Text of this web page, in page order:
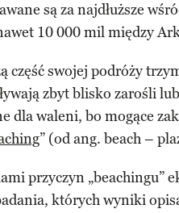
są za najdłuższe
10 000 mil między
część swojej podróży
zbyt blisko zarośli
dla waleni, bo mogące
” (od ang. beach –
przyczyn „beachingu”
których wyniki